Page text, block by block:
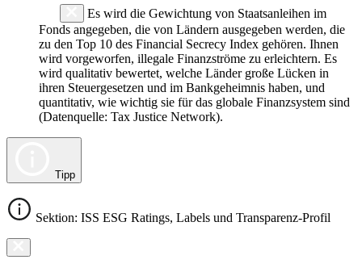
Es wird die Gewichtung von Staatsanleihen im
Fonds angegeben, die von Ländern ausgegeben werden, die
zu den Top 10 des Financial Secrecy Index gehören. Ihnen
wird vorgeworfen, illegale Finanzströme zu erleichtern. Es
wird qualitativ bewertet, welche Länder große Lücken in
ihren Steuergesetzen und im Bankgeheimnis haben, und
quantitativ, wie wichtig sie für das globale Finanzsystem sind
(Datenquelle: Tax Justice Network).
Tipp
Sektion: ISS ESG Ratings, Labels und Transparenz-Profil